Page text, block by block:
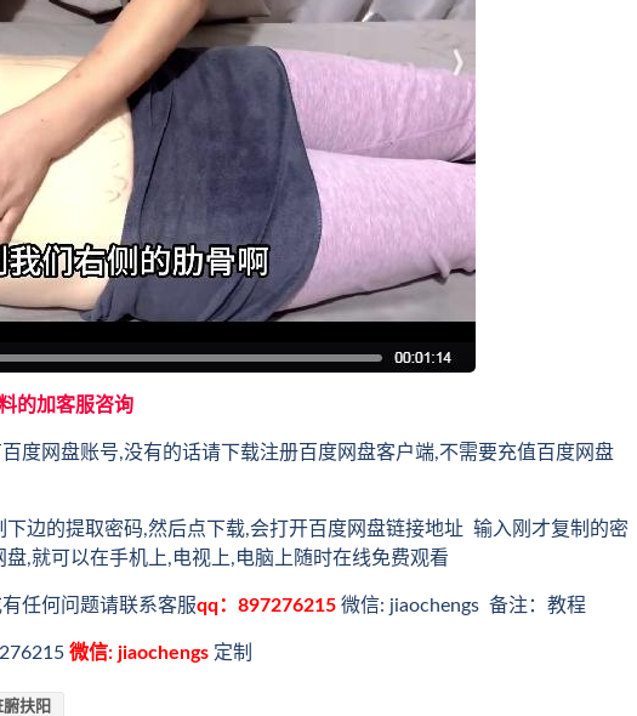
的加客服咨询
度网盘账号,没有的话请下载注册百度网盘客户端,不需要充值百度网盘
边的提取密码,然后点下载,会打开百度网盘链接地址 输入刚才复制的密
,就可以在手机上,电视上,电脑上随时在线免费观看
任何问题请联系客服qq：897276215 微信: jiaochengs 备注：教程
微信: jiaochengs 定制
腑扶阳